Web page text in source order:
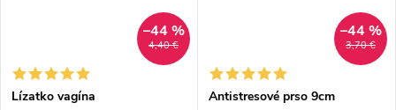
4,40 €
–44 %
Lízatko vagína
3,70 €
–44 %
Antistresové prso 9cm